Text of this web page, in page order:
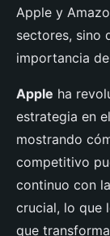
Apple y
sectores, sino
importancia
Apple ha
estrategia en
mostrando
competitivo
continuo con
crucial, lo que
que